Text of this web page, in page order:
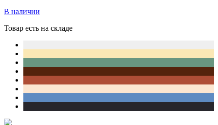
В наличии
Товар есть на складе